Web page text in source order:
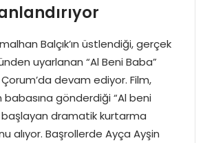
Balçık’ın üstlendiği, gerçek
uyarlanan “Al Beni Baba”
devam ediyor. Film,
babasına gönderdiği “Al beni
başlayan dramatik kurtarma
alıyor. Başrollerde Ayça Ayşin